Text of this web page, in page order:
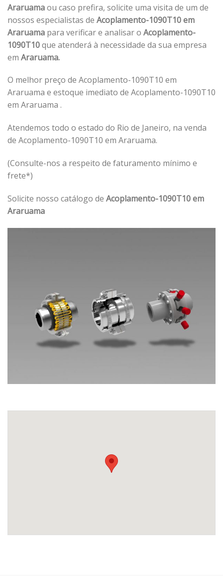
Araruamaou caso prefira, solicite uma visita de um de
nossos especialistas de Acoplamento-1090T10 em
Araruama para verificar e analisar o Acoplamento-
1090T10que atenderá à necessidade da sua empresa
em Araruama.
O melhor preço de Acoplamento-1090T10 em
Araruama e estoque imediato de Acoplamento-1090T10
em Araruama .
Atendemos todo o estado do Rio de Janeiro, na venda
de Acoplamento-1090T10 em Araruama.
(Consulte-nos a respeito de faturamento mínimo e
frete*)
Solicite nosso catálogo de Acoplamento-1090T10 em
Araruama